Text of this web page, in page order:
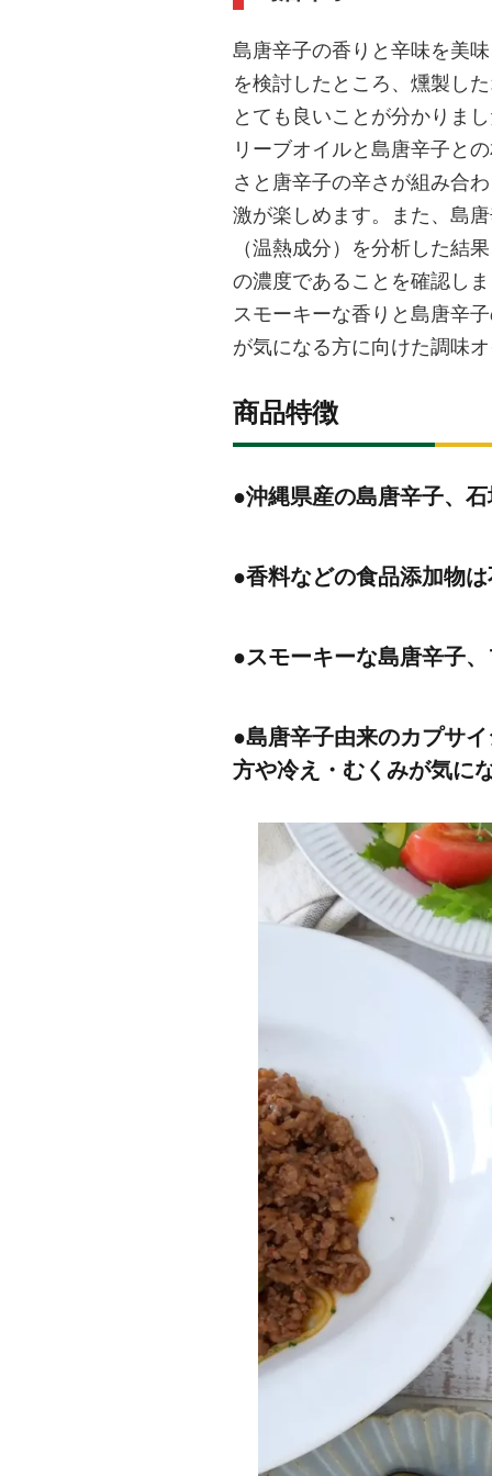
島唐辛子の香りと辛味を美
を検討したところ、燻製し
とても良いことが分かりま
リーブオイルと島唐辛子と
さと唐辛子の辛さが組み合
激が楽しめます。また、島
（温熱成分）を分析した結
の濃度であることを確認し
スモーキーな香りと島唐辛
が気になる方に向けた調味
商品特徴
●沖縄県産の島唐辛子、
●香料などの食品添加物
●スモーキーな島唐辛子
●島唐辛子由来のカプサ
方や冷え・むくみが気に